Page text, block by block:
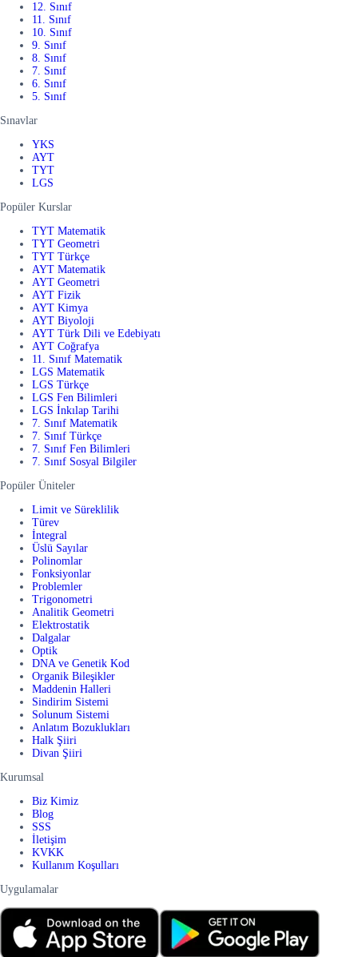
12. Sınıf
11. Sınıf
10. Sınıf
9. Sınıf
8. Sınıf
7. Sınıf
6. Sınıf
5. Sınıf
Sınavlar
YKS
AYT
TYT
LGS
Popüler Kurslar
TYT Matematik
TYT Geometri
TYT Türkçe
AYT Matematik
AYT Geometri
AYT Fizik
AYT Kimya
AYT Biyoloji
AYT Türk Dili ve Edebiyatı
AYT Coğrafya
11. Sınıf Matematik
LGS Matematik
LGS Türkçe
LGS Fen Bilimleri
LGS İnkılap Tarihi
7. Sınıf Matematik
7. Sınıf Türkçe
7. Sınıf Fen Bilimleri
7. Sınıf Sosyal Bilgiler
Popüler Üniteler
Limit ve Süreklilik
Türev
İntegral
Üslü Sayılar
Polinomlar
Fonksiyonlar
Problemler
Trigonometri
Analitik Geometri
Elektrostatik
Dalgalar
Optik
DNA ve Genetik Kod
Organik Bileşikler
Maddenin Halleri
Sindirim Sistemi
Solunum Sistemi
Anlatım Bozuklukları
Halk Şiiri
Divan Şiiri
Kurumsal
Biz Kimiz
Blog
SSS
İletişim
KVKK
Kullanım Koşulları
Uygulamalar